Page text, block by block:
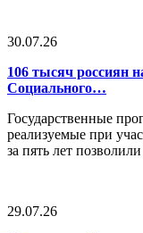
30.07.26
106 тысяч россиян
Социального…
Государственные
реализуемые при
за пять лет
29.07.26